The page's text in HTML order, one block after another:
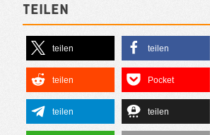
Teilen
teilen teilen
teilen Pocket
teilen teilen